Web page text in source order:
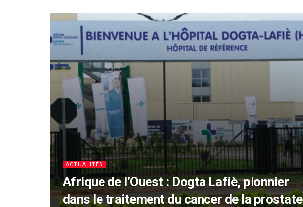
ACTUALITÉS
Afrique de l’Ouest : Dogta Lafiè, pionnier
dans le traitement du cancer de la prostate